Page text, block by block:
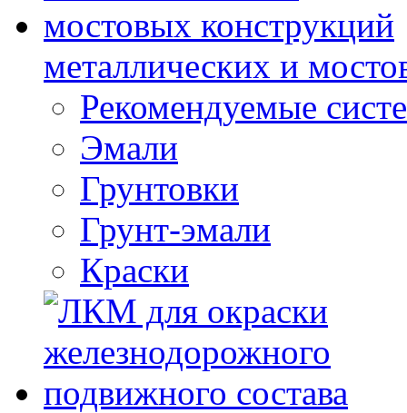
металлических и
Рекомендуемые
Эмали
Грунтовки
Грунт-эмали
Краски